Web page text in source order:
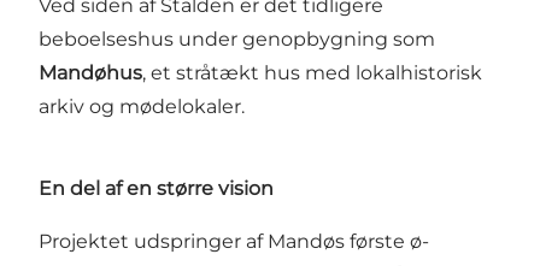
Ved siden af Stalden er det tidligere
beboelseshus under genopbygning som
Mandøhus, et stråtækt hus med lokalhistorisk
arkiv og mødelokaler.
En del af en større vision
Projektet udspringer af Mandøs første ø-